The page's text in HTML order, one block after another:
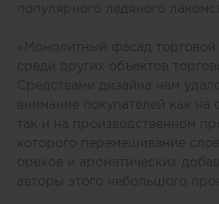
популярного ледяного
«Монолитный фасад торговой
среди других объектов
Средствами дизайна нам
внимание покупателей как на
так и на производственном
которого перемешивание
орехов и ароматических
авторы этого небольшого